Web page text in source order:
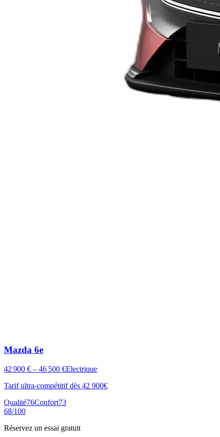
Mazda 6e
42 900 € – 46 500 €Electrique
Tarif ultra-compétitif dès 42 900€
Qualité76Confort73
68/100
Réservez un essai gratuit